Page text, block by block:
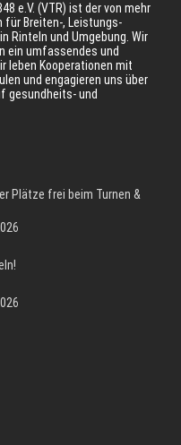
e.V. (VTR) ist der von mehr
für Breiten-, Leistungs-
Rinteln und Umgebung. Wir
ein umfassendes und
leben Kooperationen mit
und engagieren uns über
gesundheits- und
Plätze frei beim Turnen &